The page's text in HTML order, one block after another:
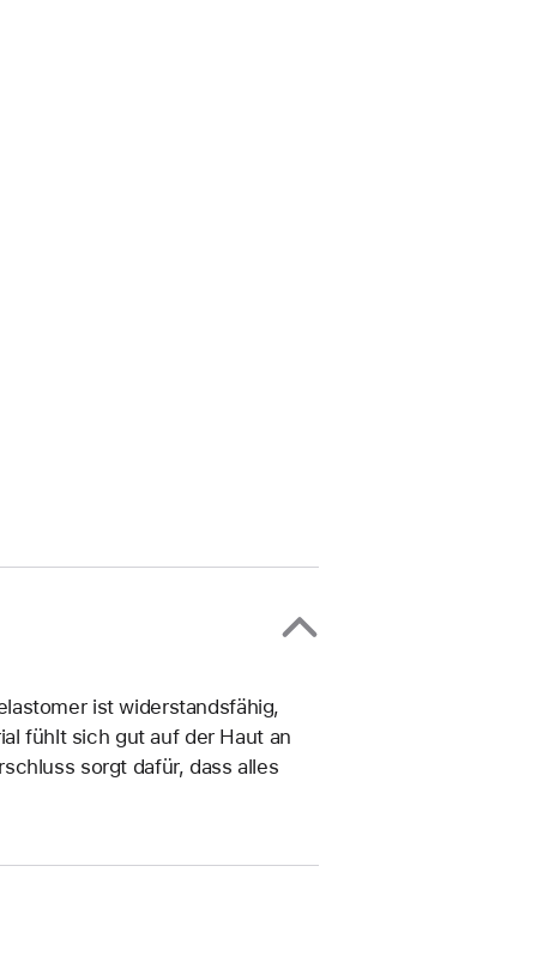
ist widerstandsfähig,
fühlt sich gut auf der Haut an
sorgt dafür, dass alles